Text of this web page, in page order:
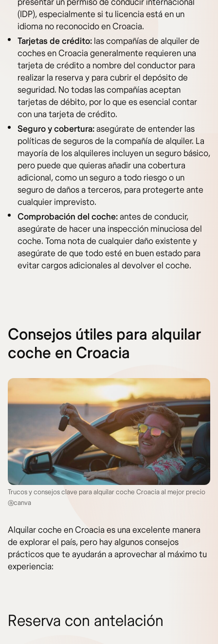
presentar un permiso de conducir internacional
(IDP), especialmente si tu licencia está en un
idioma no reconocido en Croacia.
Tarjetas de crédito: las compañías de alquiler de
coches en Croacia generalmente requieren una
tarjeta de crédito a nombre del conductor para
realizar la reserva y para cubrir el depósito de
seguridad. No todas las compañías aceptan
tarjetas de débito, por lo que es esencial contar
con una tarjeta de crédito.
Seguro y cobertura:asegúrate de entender las
políticas de seguros de la compañía de alquiler. La
mayoría de los alquileres incluyen un seguro básico,
pero puede que quieras añadir una cobertura
adicional, como un seguro a todo riesgo o un
seguro de daños a terceros, para protegerte ante
cualquier imprevisto.
Comprobación del coche:antes de conducir,
asegúrate de hacer una inspección minuciosa del
coche. Toma nota de cualquier daño existente y
asegúrate de que todo esté en buen estado para
evitar cargos adicionales al devolver el coche.
Consejos útiles para alquilar
coche en Croacia
Trucos y consejos clave para alquilar coche Croacia al mejor precio
@canva
Alquilar coche en Croacia es una excelente manera
de explorar el país, pero hay algunos consejos
prácticos que te ayudarán a aprovechar al máximo tu
experiencia:
Reserva con antelación